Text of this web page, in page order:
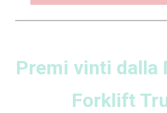
Premi vinti dalla
Forklift